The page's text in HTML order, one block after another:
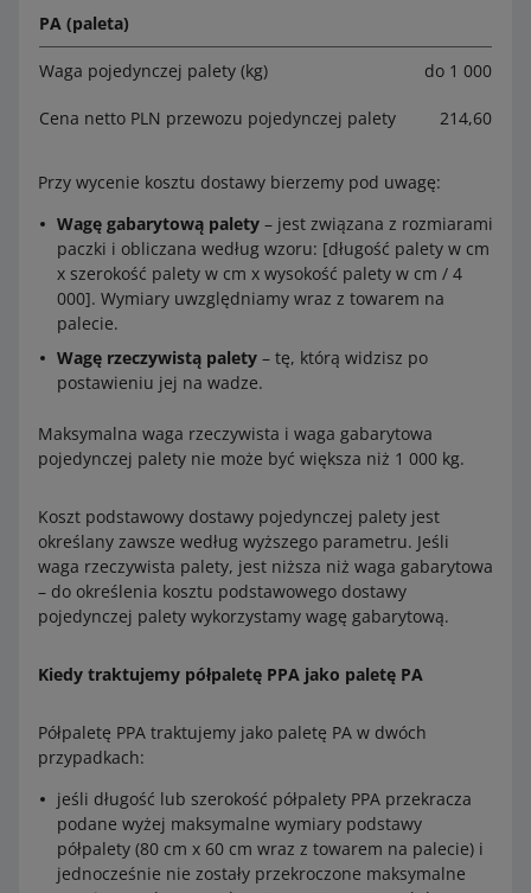
PA (paleta)
Waga pojedynczej palety (kg) do 1 000
Cena netto PLN przewozu pojedynczej palety 214,60
Przy wycenie kosztu dostawy bierzemy pod uwagę:
Wagę gabarytową palety – jest związana z rozmiarami
paczki i obliczana według wzoru: [długość palety w cm
x szerokość palety w cm x wysokość palety w cm / 4
000]. Wymiary uwzględniamy wraz z towarem na
palecie.
Wagę rzeczywistą palety – tę, którą widzisz po
postawieniu jej na wadze.
Maksymalna waga rzeczywista i waga gabarytowa
pojedynczej palety nie może być większa niż 1 000 kg.
Koszt podstawowy dostawy pojedynczej palety jest
określany zawsze według wyższego parametru. Jeśli
waga rzeczywista palety, jest niższa niż waga gabarytowa
– do określenia kosztu podstawowego dostawy
pojedynczej palety wykorzystamy wagę gabarytową.
Kiedy traktujemy półpaletę PPA jako paletę PA
Półpaletę PPA traktujemy jako paletę PA w dwóch
przypadkach:
jeśli długość lub szerokość półpalety PPA przekracza
podane wyżej maksymalne wymiary podstawy
półpalety (80 cm x 60 cm wraz z towarem na palecie) i
jednocześnie nie zostały przekroczone maksymalne